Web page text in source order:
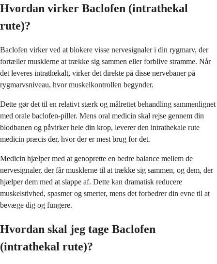
Hvordan virker Baclofen (intrathekal
rute)?
Baclofen virker ved at blokere visse nervesignaler i din rygmarv, der
fortæller musklerne at trække sig sammen eller forblive stramme. Når
det leveres intrathekalt, virker det direkte på disse nervebaner på
rygmarvsniveau, hvor muskelkontrollen begynder.
Dette gør det til en relativt stærk og målrettet behandling sammenlignet
med orale baclofen-piller. Mens oral medicin skal rejse gennem din
blodbanen og påvirker hele din krop, leverer den intrathekale rute
medicin præcis der, hvor der er mest brug for det.
Medicin hjælper med at genoprette en bedre balance mellem de
nervesignaler, der får musklerne til at trække sig sammen, og dem, der
hjælper dem med at slappe af. Dette kan dramatisk reducere
muskelstivhed, spasmer og smerter, mens det forbedrer din evne til at
bevæge dig og fungere.
Hvordan skal jeg tage Baclofen
(intrathekal rute)?